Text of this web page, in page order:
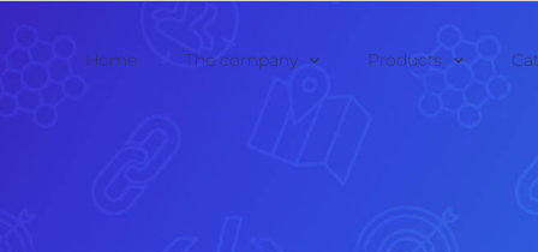
Home The company Products